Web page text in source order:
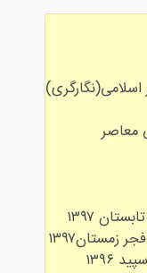
عضو موسسه توسعه هنرهای تجسمی معاصر